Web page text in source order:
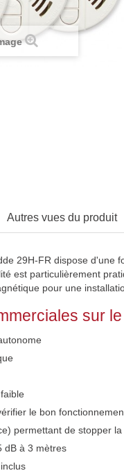
Autres vues du produit
29H-FR dispose d'une
est particulièrement
pour une
sur
le bon
permettant de stopper
dB à 3 mètres